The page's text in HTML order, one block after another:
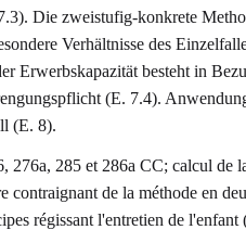
Die zweistufig-konkrete
Verhältnisse des
Erwerbskapazität besteht in
(E. 7.4).
(E. 8).
276a, 285 et 286a CC; calcul de
contraignant de la méthode en
régissant l'entretien de